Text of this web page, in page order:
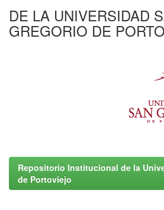
DE LA UNIVERSIDAD
GREGORIO DE
Repositorio Institucional de la
de Portoviejo